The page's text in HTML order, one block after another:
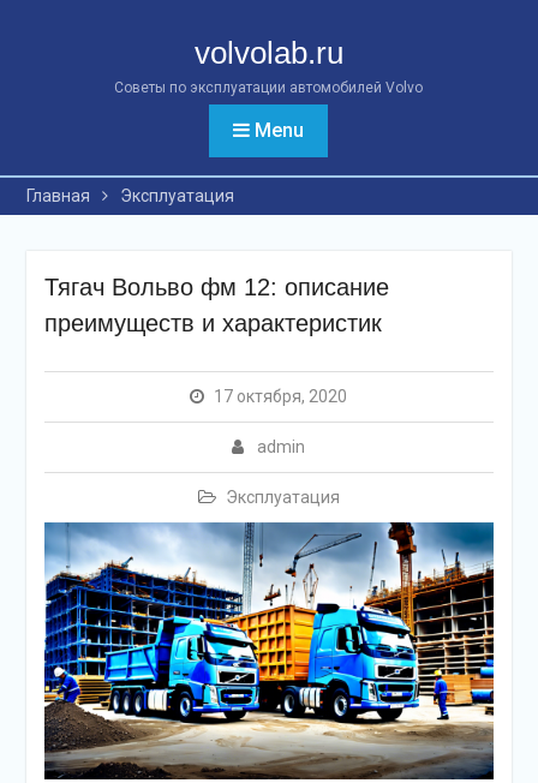
volvolab.ru
Советы по эксплуатации автомобилей Volvo
Menu
Главная Эксплуатация
Тягач Вольво фм 12: описание
преимуществ и характеристик
17 октября, 2020
admin
Эксплуатация